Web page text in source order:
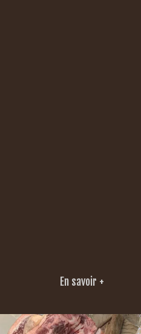
En savoir +